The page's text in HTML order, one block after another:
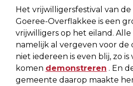
Het vrijwilligersfestival van
Goeree-Overflakkee is een
vrijwilligers op het eiland.
namelijk al vergeven voor de
niet iedereen is even blij, zo is
komen demonstreren . En
gemeente daarop maakte